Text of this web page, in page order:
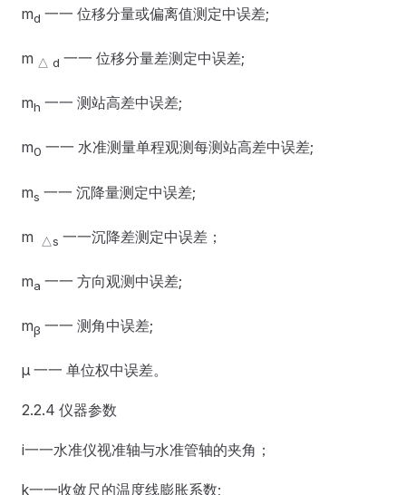
md 一一 位移分量或偏离值测定中误差;
m △ d 一一 位移分量差测定中误差;
mh 一一 测站高差中误差;
m0 一一 水准测量单程观测每测站高差中误差;
ms 一一 沉降量测定中误差;
m △s 一一沉降差测定中误差；
ma 一一 方向观测中误差;
mβ 一一 测角中误差;
μ 一一 单位权中误差。
2.2.4 仪器参数
i一一水准仪视准轴与水准管轴的夹角；
k一一收敛尺的温度线膨胀系数;